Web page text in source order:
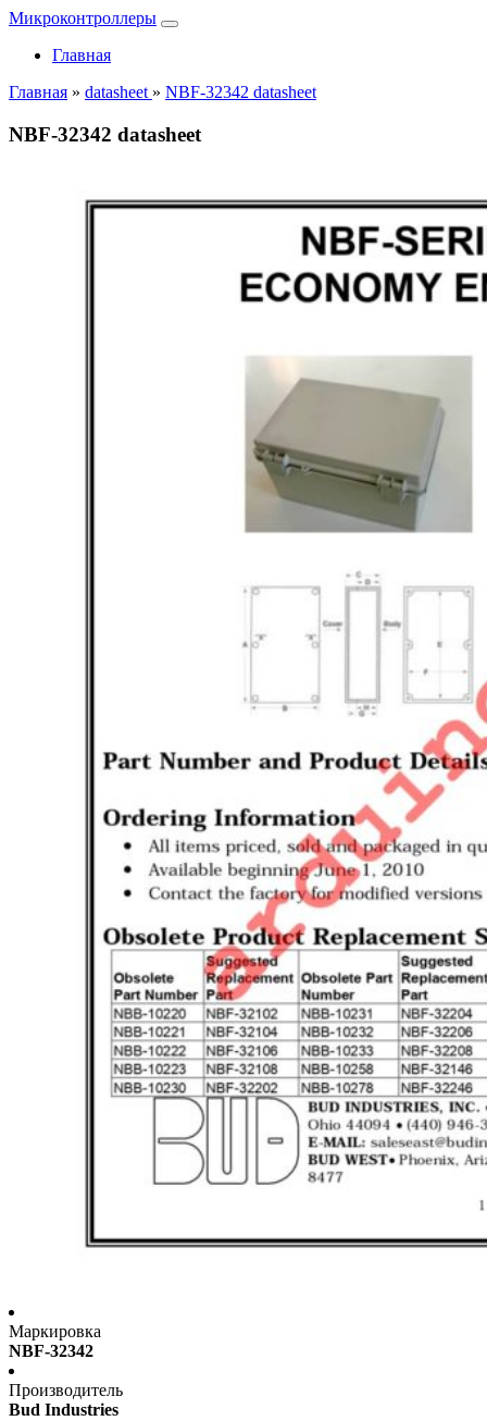
Микроконтроллеры
Главная
Главная » datasheet » NBF-32342 datasheet
NBF-32342 datasheet
Маркировка
NBF-32342
Производитель
Bud Industries